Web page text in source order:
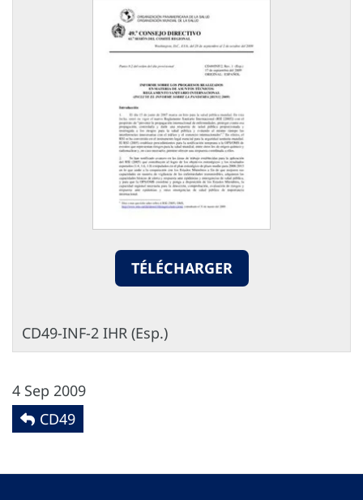
TÉLÉCHARGER
CD49-INF-2 IHR (Esp.)
4 Sep 2009
CD49